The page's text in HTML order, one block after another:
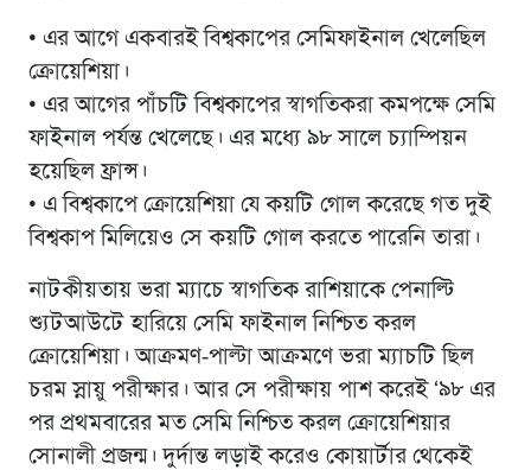
• এর আগে একবারই বিশ্বকাপের সেমিফাইনাল খেলেছিল
ক্রোয়েশিয়া।
• এর আগের পাঁচটি বিশ্বকাপের স্বাগতিকরা কমপক্ষে সেমি
ফাইনাল পর্যন্ত খেলেছে। এর মধ্যে ৯৮ সালে চ্যাম্পিয়ন
হয়েছিল ফ্রান্স।
• এ বিশ্বকাপে ক্রোয়েশিয়া যে কয়টি গোল করেছে গত দুই
বিশ্বকাপ মিলিয়েও সে কয়টি গোল করতে পারেনি তারা।
নাটকীয়তায় ভরা ম্যাচে স্বাগতিক রাশিয়াকে পেনাল্টি
শ্যুটআউটে হারিয়ে সেমি ফাইনাল নিশ্চিত করল
ক্রোয়েশিয়া। আক্রমণ-পাল্টা আক্রমণে ভরা ম্যাচটি ছিল
চরম স্নায়ু পরীক্ষার। আর সে পরীক্ষায় পাশ করেই ‘৯৮ এর
পর প্রথমবারের মত সেমি নিশ্চিত করল ক্রোয়েশিয়ার
সোনালী প্রজন্ম। দুর্দান্ত লড়াই করেও কোয়ার্টার থেকেই